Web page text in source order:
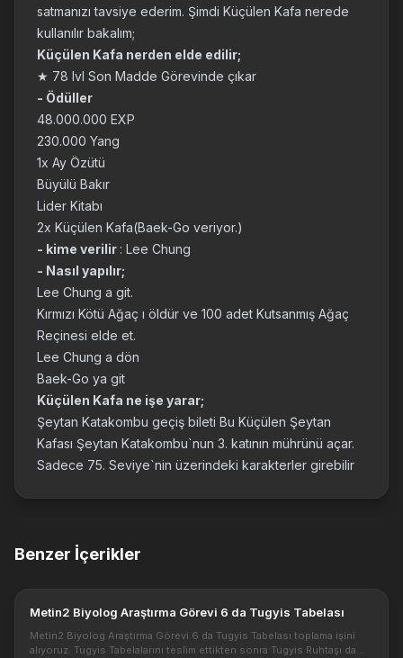
satmanızı tavsiye ederim. Şimdi Küçülen Kafa nerede
kullanılır bakalım;
Küçülen Kafa nerden elde edilir;
★ 78 lvl Son Madde Görevinde çıkar
- Ödüller
48.000.000 EXP
230.000 Yang
1x Ay Özütü
Büyülü Bakır
Lider Kitabı
2x Küçülen Kafa(Baek-Go veriyor.)
- kime verilir : Lee Chung
- Nasıl yapılır;
Lee Chung a git.
Kırmızı Kötü Ağaç ı öldür ve 100 adet Kutsanmış Ağaç
Reçinesi elde et.
Lee Chung a dön
Baek-Go ya git
Küçülen Kafa ne işe yarar;
Şeytan Katakombu geçiş bileti Bu Küçülen Şeytan
Kafası Şeytan Katakombu`nun 3. katının mührünü açar.
Sadece 75. Seviye`nin üzerindeki karakterler girebilir
Benzer İçerikler
Metin2 Biyolog Araştırma Görevi 6 da Tugyis Tabelası
Metin2 Biyolog Araştırma Görevi 6 da Tugyis Tabelası toplama işini
alıyoruz. Tugyis Tabelalarını teslim ettikten sonra Tugyis Ruhtaşı da